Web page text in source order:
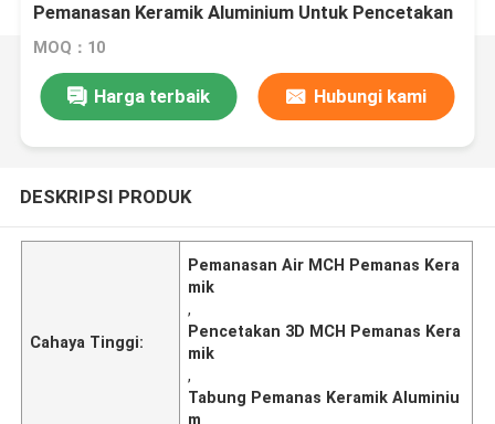
Pemanasan Keramik Aluminium Untuk Pencetakan
3D
MOQ：10
Harga terbaik Hubungi kami
DESKRIPSI PRODUK
Cahaya Tinggi:
Pemanasan Air MCH Pemanas Kera
mik
,
Pencetakan 3D MCH Pemanas Kera
mik
,
Tabung Pemanas Keramik Aluminiu
m